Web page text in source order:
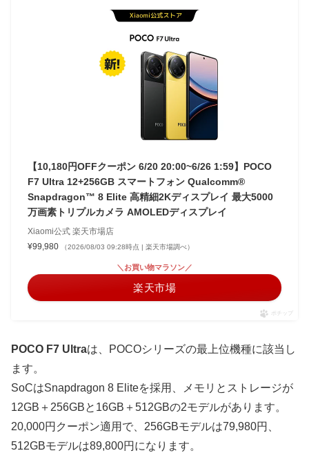
【10,180円OFFクーポン 6/20 20:00~6/26 1:59】POCO
F7 Ultra 12+256GB スマートフォン Qualcomm®
Snapdragon™ 8 Elite 高精細2Kディスプレイ 最大5000
万画素トリプルカメラ AMOLEDディスプレイ
Xiaomi公式 楽天市場店
¥99,980
（2026/08/03 09:28時点 | 楽天市場調べ）
＼お買い物マラソン／
楽天市場
ポチップ
POCO F7 Ultraは、POCOシリーズの最上位機種に該当し
ます。
SoCはSnapdragon 8 Eliteを採用、メモリとストレージが
12GB＋256GBと16GB＋512GBの2モデルがあります。
20,000円クーポン適用で、256GBモデルは79,980円、
512GBモデルは89,800円になります。